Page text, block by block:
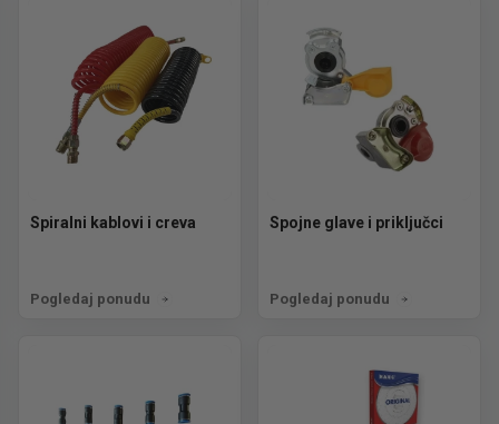
Spiralni kablovi i creva
Pogledaj ponudu
Spojne glave i priključci
Pogledaj ponudu